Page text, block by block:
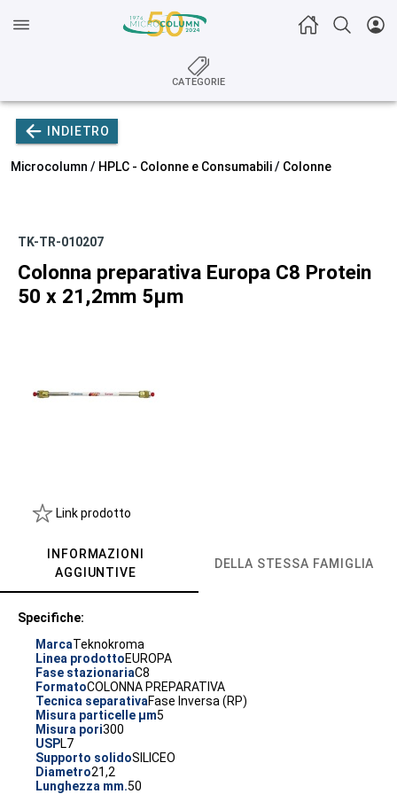
CATEGORIE
INDIETRO
Microcolumn / HPLC - Colonne e Consumabili/ Colonne
TK-TR-010207
Colonna preparativa Europa C8 Protein
50 x 21,2mm 5µm
Link prodotto
INFORMAZIONI
AGGIUNTIVE
DELLA STESSA FAMIGLIA
Specifiche:
MarcaTeknokroma
Linea prodottoEUROPA
Fase stazionariaC8
FormatoCOLONNA PREPARATIVA
Tecnica separativaFase Inversa (RP)
Misura particelle µm5
Misura pori300
USPL7
Supporto solidoSILICEO
Diametro21,2
Lunghezza mm.50